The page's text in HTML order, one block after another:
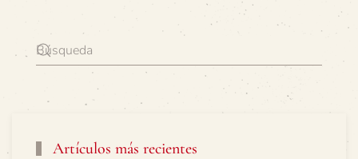
Artículos más recientes